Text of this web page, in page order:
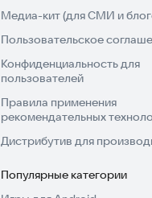
Медиа-кит (для СМИ и
Пользовательское
Конфиденциальность для
пользователей
Правила применения
рекомендательных
Дистрибутив для
Популярные категории